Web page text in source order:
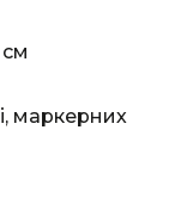
маркерних